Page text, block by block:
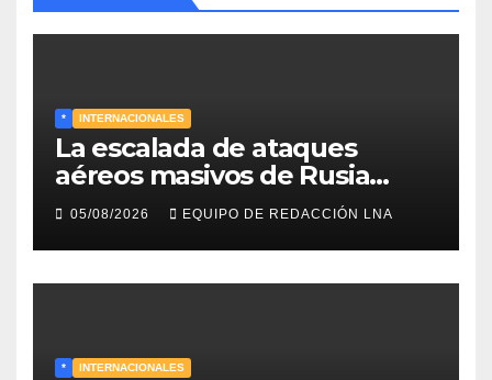
* INTERNACIONALES
La escalada de ataques
aéreos masivos de Rusia
sobre Kiev y centros
energéticos eleva la tensión
en el conflicto ucraniano
05/08/2026 EQUIPO DE REDACCIÓN LNA
* INTERNACIONALES